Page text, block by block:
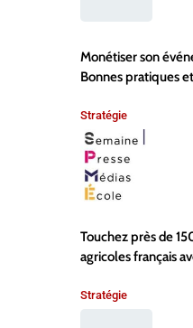
Monétiser son
Bonnes pratiques
Touchez près de
agricoles français
Stratégie
Stratégie